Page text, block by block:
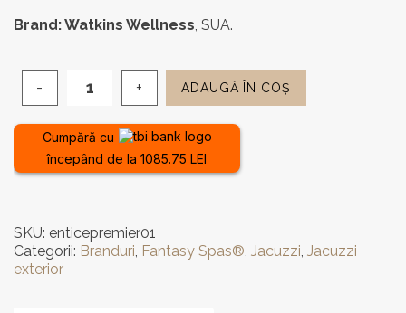
Brand: Watkins Wellness , SUA.
Cantitate
cu
Hidromasaj
Fantasy
-
5
Locuri
ADAUGĂ ÎN COȘ
Cumpără cu
începând de la 1085.75 LEI
SKU: enticepremier01
Categorii: Branduri Fantasy Spas® Jacuzzi Jacuzzi
exterior